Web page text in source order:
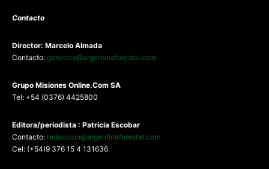
Contacto
Director: Marcelo Almada
Contacto: gerencia@argentinaforestal.com
Grupo Misiones Online.Com SA
Tel: +54 (0376) 4425800
Editora/periodista : Patricia Escobar
Contacto: redaccion@argentinaforestal.com
Cel: (+54)9 376 15 4 131636